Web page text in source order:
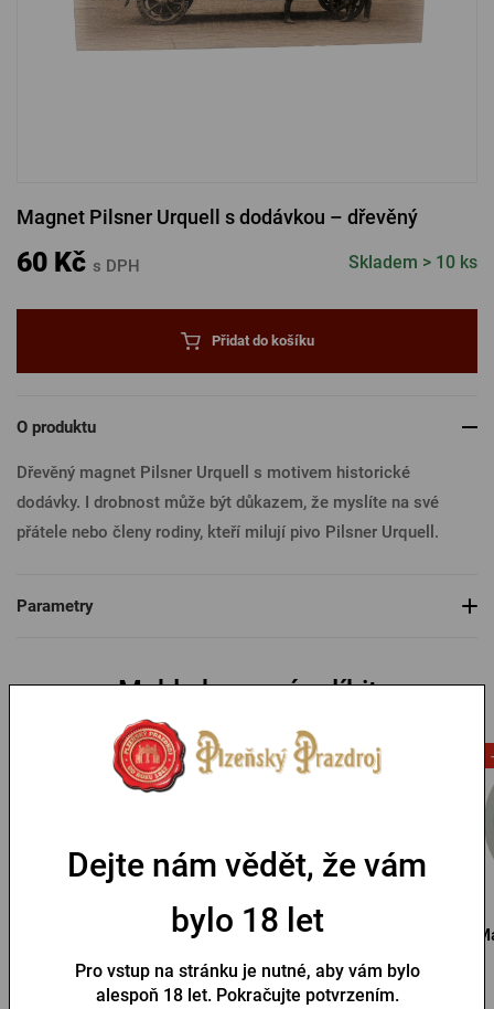
PŘIHLÁSIT PŘES FACEBOOK
PŘIHLÁSIT PŘES SEZNAM
Magnet Pilsner Urquell s dodávkou – dřevěný
60 Kč s DPH Skladem > 10 ks
Přidat do košíku
O produktu
Dřevěný magnet Pilsner Urquell s motivem historické
dodávky. I drobnost může být důkazem, že myslíte na své
přátele nebo členy rodiny, kteří milují pivo Pilsner Urquell.
Parametry
Mohlo by se vám líbit
Magnet Pilsner Urquell
Skladem > 10 ks
Magnet Pilsner Urquell –
Skladem > 10 ks
Dejte nám vědět, že vám
bylo 18 let
Pro vstup na stránku je nutné, aby vám bylo
alespoň 18 let. Pokračujte potvrzením.